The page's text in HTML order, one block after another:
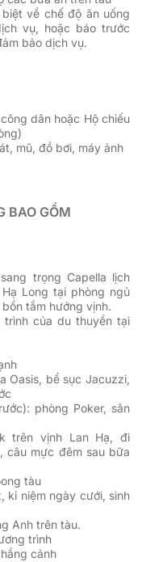
về chế độ ăn uống
vụ, hoặc báo trước
bảo dịch vụ.
dân hoặc Hộ chiếu
mũ, đồ bơi, máy ảnh
BAO GỒM
trọng Capella lịch
Long tại phòng ngủ
tắm hướng vịnh.
của du thuyền tại
Oasis, bể sục Jacuzzi,
phòng Poker, sân
trên vịnh Lan Hạ, đi
câu mực đêm sau bữa
tàu
kỉ niệm ngày cưới, sinh
Anh trên tàu.
trình
cảnh